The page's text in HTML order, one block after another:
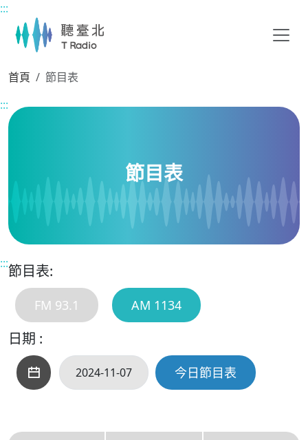
主要內容區塊
:::
首頁
節目表
:::
節目表
:::節目表:
FM 93.1 AM 1134
日期 :
今日節目表